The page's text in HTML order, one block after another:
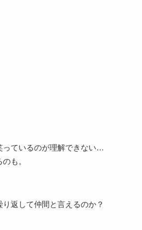
っているのが理解できない…
も。
返して仲間と言えるのか？